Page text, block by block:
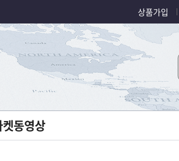
상품가입
동영상